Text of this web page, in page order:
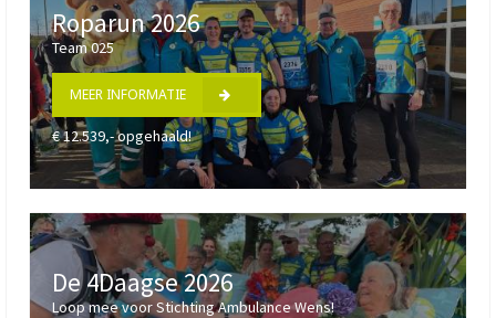
Roparun 2026
Team 025
MEER INFORMATIE
€ 12.539,- opgehaald!
De 4Daagse 2026
Loop mee voor Stichting Ambulance Wens!